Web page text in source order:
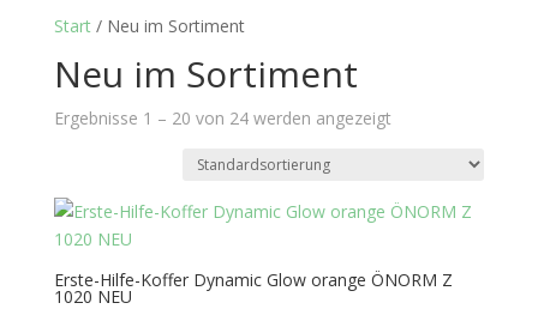
Start/ Neu im Sortiment
Neu im Sortiment
Ergebnisse 1 – 20 von 24 werden angezeigt
Erste-Hilfe-Koffer Dynamic Glow orange ÖNORM Z
1020 NEU